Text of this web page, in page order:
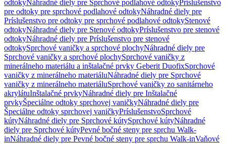
odtokyNáhradné diely pre Sprchové podlahové odtokyPríslušenstvo
pre odtoky pre sprchové podlahové odtokyNáhradné diely pre
Príslušenstvo pre odtoky pre sprchové podlahové odtokyStenové
odtokyNáhradné diely pre Stenové odtokyPríslušenstvo pre stenové
odtokyNáhradné diely pre Príslušenstvo pre stenové
odtokySprchové vaničky a sprchové plochyNáhradné diely pre
Sprchové vaničky a sprchové plochySprchové vaničky z
minerálneho materiálu a inštalačné prvky Geberit DuofixSprchové
vaničky z minerálneho materiáluNáhradné diely pre Sprchové
vaničky z minerálneho materiáluSprchové vaničky zo sanitárneho
akrylátuInštalačné prvkyNáhradné diely pre Inštalačné
prvkyŠpeciálne odtoky sprchovej vaničkyNáhradné diely pre
Špeciálne odtoky sprchovej vaničkyPríslušenstvoSprchové
kútyNáhradné diely pre Sprchové kútySprchové kútyNáhradné
diely pre Sprchové kútyPevné bočné steny pre sprchu Walk-
inNáhradné diely pre Pevné bočné steny pre sprchu Walk-inVaňové